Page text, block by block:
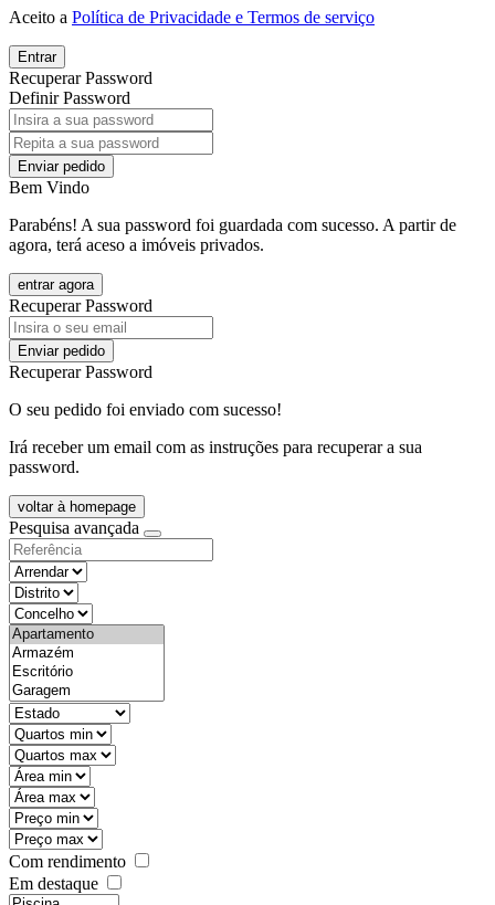
Aceito a Política de Privacidade e Termos de serviço
Entrar
Recuperar Password
Definir Password
Enviar pedido
Bem Vindo
Parabéns! A sua password foi guardada com sucesso. A partir de
agora, terá aceso a imóveis privados.
entrar agora
Recuperar Password
Enviar pedido
Recuperar Password
O seu pedido foi enviado com sucesso!
Irá receber um email com as instruções para recuperar a sua
password.
voltar à homepage
Pesquisa avançada
objective
districtId
countyId
types
state
mintypo
maxtypo
minarea
maxarea
minprice
maxprice
Com rendimento
Em destaque